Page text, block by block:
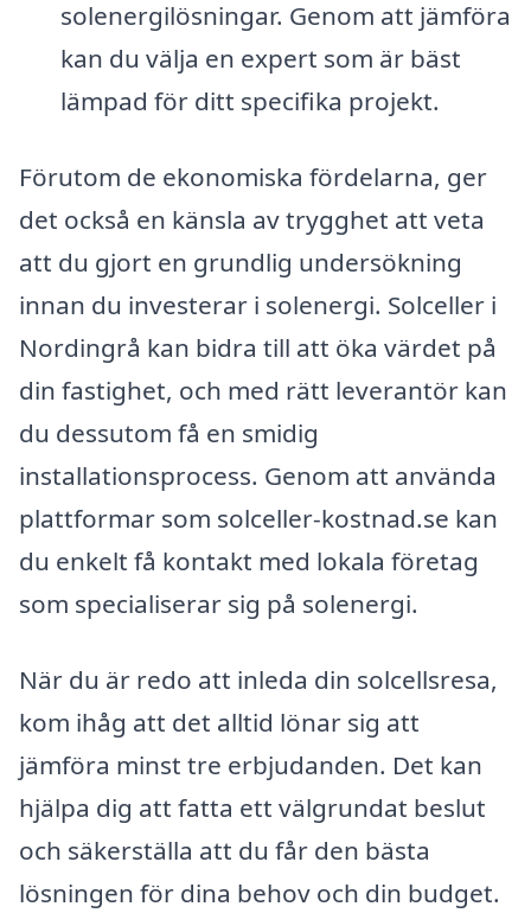
solenergilösningar. Genom att jämföra
kan du välja en expert som är bäst
lämpad för ditt specifika projekt.
Förutom de ekonomiska fördelarna, ger
det också en känsla av trygghet att veta
att du gjort en grundlig undersökning
innan du investerar i solenergi. Solceller i
Nordingrå kan bidra till att öka värdet på
din fastighet, och med rätt leverantör kan
du dessutom få en smidig
installationsprocess. Genom att använda
plattformar som solceller-kostnad.se kan
du enkelt få kontakt med lokala företag
som specialiserar sig på solenergi.
När du är redo att inleda din solcellsresa,
kom ihåg att det alltid lönar sig att
jämföra minst tre erbjudanden. Det kan
hjälpa dig att fatta ett välgrundat beslut
och säkerställa att du får den bästa
lösningen för dina behov och din budget.